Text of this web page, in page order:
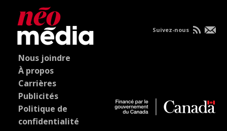
Nous joindre
À propos
Carrières
Publicités
Politique de
confidentialité
Suivez-nous